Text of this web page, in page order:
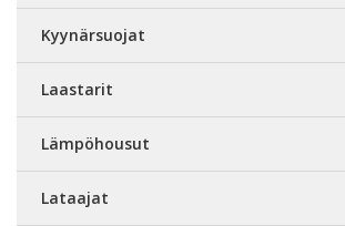
Kyynärsuojat
Laastarit
Lämpöhousut
Lataajat